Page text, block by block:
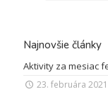
Najnovšie články
Aktivity za mesiac
23. februára 2021